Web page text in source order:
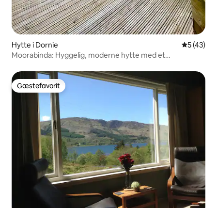
Hytte i Dornie 5 ud af 5 i
5 (43)
Moorabinda: Hyggelig, moderne hytte med et
Gæstefavorit
Gæstefavorit